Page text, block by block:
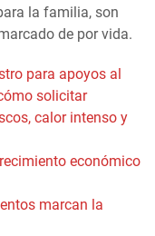
la familia, son
de por vida.
para apoyos al
solicitar
calor intenso y
económico
marcan la